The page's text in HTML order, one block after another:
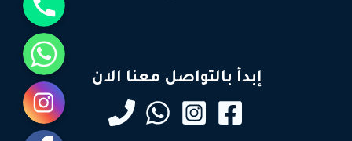
إبدأ بالتواصل معنا الان
واتساب
انستقرام
فيسبوك